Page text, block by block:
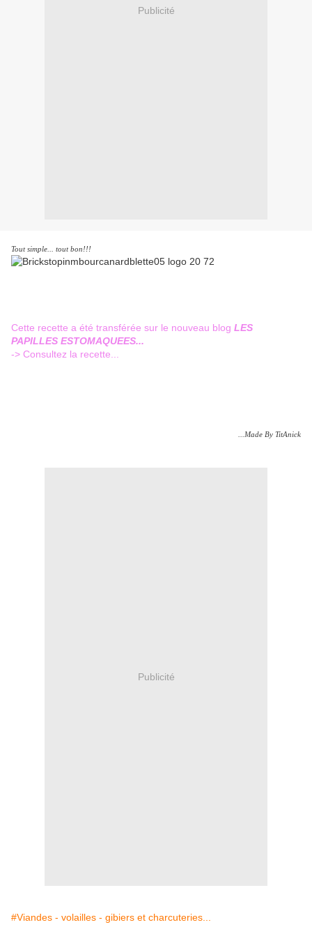
Publicité
Tout simple... tout bon!!!
Cette recette a été transférée sur le nouveau blog LES
PAPILLES ESTOMAQUEES...
-> Consultez la recette...
...Made By TitAnick
Publicité
#Viandes - volailles - gibiers et charcuteries...